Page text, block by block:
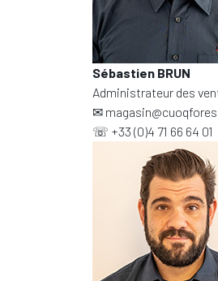
Sébastien BRUN
Administrateur des
✉
☏ +33 (0)4 71 66 64 01